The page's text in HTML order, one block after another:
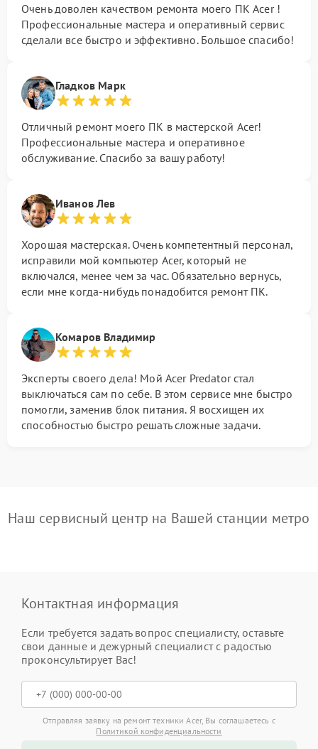
Очень доволен качеством ремонта моего ПК Acer !
Профессиональные мастера и оперативный сервис
сделали все быстро и эффективно. Большое спасибо!
Гладков Марк
Отличный ремонт моего ПК в мастерской Acer!
Профессиональные мастера и оперативное
обслуживание. Спасибо за вашу работу!
Иванов Лев
Хорошая мастерская. Очень компетентный персонал,
исправили мой компьютер Acer, который не
включался, менее чем за час. Обязательно вернусь,
если мне когда-нибудь понадобится ремонт ПК.
Комаров Владимир
Эксперты своего дела! Мой Acer Predator стал
выключаться сам по себе. В этом сервисе мне быстро
помогли, заменив блок питания. Я восхищен их
способностью быстро решать сложные задачи.
Наш сервисный центр на Вашей станции метро
Контактная информация
Если требуется задать вопрос специалисту, оставьте
свои данные и дежурный специалист с радостью
проконсультирует Вас!
Отправляя заявку на ремонт техники Acer, Вы соглашаетесь с
Политикой конфиденциальности